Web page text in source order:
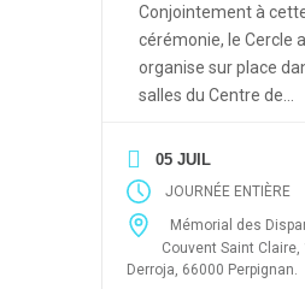
Conjointement à
cérémonie, le Cercle
organise sur place
salles du Centre de
d’Algérie des
pour thèmes les
guerre d’Algérie
disparitions
mars 1962, 5 juillet
05 JUIL
JOURNÉE ENTIÈRE
Mémorial des
Couvent Saint Claire,
Derroja, 66000 Perpignan.